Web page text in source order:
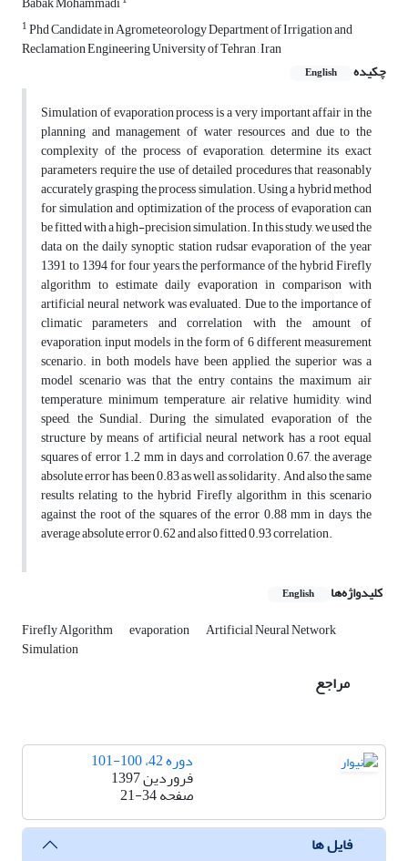
1Phd Candidate in Agrometeorology Department of Irrigation and
Reclamation Engineering University of Tehran , Iran
چکیده
English
Simulation of evaporation process is a very important affair in the
planning and management of water resources and due to the
complexity of the process of evaporation, determine its exact
parameters require the use of detailed procedures that reasonably
accurately grasping the process simulation. Using a hybrid method
for simulation and optimization of the process of evaporation can
be fitted with a high-precision simulation. In this study, we used the
data on the daily synoptic station rudsar evaporation of the year
1391 to 1394 for four years, the performance of the hybrid Firefly
algorithm to estimate daily evaporation in comparison with
artificial neural network was evaluated. Due to the importance of
climatic parameters and correlation with the amount of
evaporation, input models in the form of 6 different measurement
scenario. in both models have been applied, the superior was a
model scenario was that the entry contains the maximum air
temperature, minimum temperature, air relative humidity, wind
speed, the Sundial. During the simulated evaporation of the
structure by means of artificial neural network has a root equal
squares of error 1.2 mm in days and corrolation 0.67, the average
absolute error has been 0.83 as well as solidarity. And also the same
results relating to the hybrid Firefly algorithm in this scenario
against the root of the squares of the error 0.88 mm in days, the
average absolute error 0.62 and also fitted 0.93 correlation.
کلیدواژه‌ها English
Firefly Algorithm evaporation Artificial Neural Network
Simulation
مراجع
دوره 42، 100-101
فروردین 1397
صفحه21-34
فایل ها